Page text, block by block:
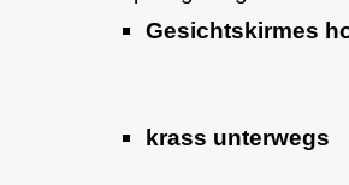
Gesichtskirmes
krass unterwegs